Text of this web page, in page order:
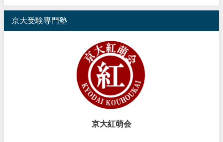
京大受験専門塾
京大紅萌会